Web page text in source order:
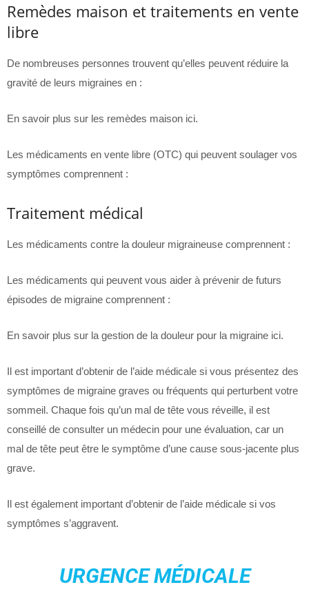
Remèdes maison et traitements en vente
libre
De nombreuses personnes trouvent qu’elles peuvent réduire la
gravité de leurs migraines en :
En savoir plus sur les remèdes maison ici.
Les médicaments en vente libre (OTC) qui peuvent soulager vos
symptômes comprennent :
Traitement médical
Les médicaments contre la douleur migraineuse comprennent :
Les médicaments qui peuvent vous aider à prévenir de futurs
épisodes de migraine comprennent :
En savoir plus sur la gestion de la douleur pour la migraine ici.
Il est important d’obtenir de l’aide médicale si vous présentez des
symptômes de migraine graves ou fréquents qui perturbent votre
sommeil. Chaque fois qu’un mal de tête vous réveille, il est
conseillé de consulter un médecin pour une évaluation, car un
mal de tête peut être le symptôme d’une cause sous-jacente plus
grave.
Il est également important d’obtenir de l’aide médicale si vos
symptômes s’aggravent.
URGENCE MÉDICALE